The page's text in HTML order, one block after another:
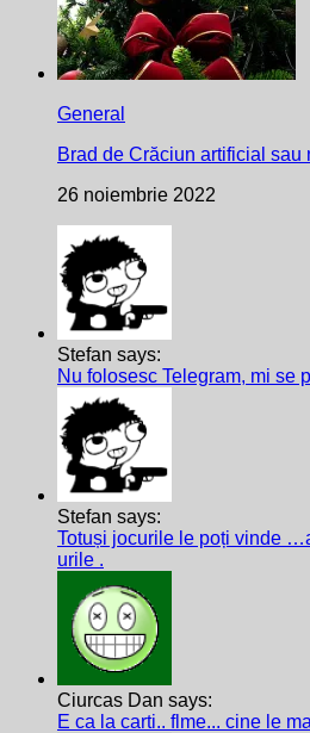
General
Brad de Crăciun artificial sau
26 noiembrie 2022
Stefan says:
Nu folosesc Telegram, mi se
Stefan says:
Totuși jocurile le poți vinde
urile .
Ciurcas Dan says:
E ca la carti.. flme... cine le